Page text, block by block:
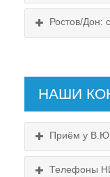
Ростов/Дон:
НАШИ
Приём у
Телефоны